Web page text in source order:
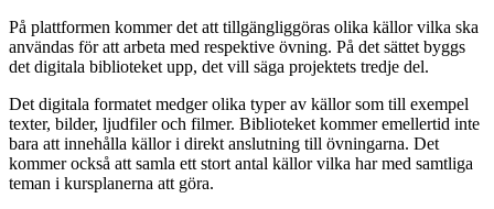
På plattformen kommer det att tillgängliggöras olika källor vilka ska
användas för att arbeta med respektive övning. På det sättet byggs
det digitala biblioteket upp, det vill säga projektets tredje del.
Det digitala formatet medger olika typer av källor som till exempel
texter, bilder, ljudfiler och filmer. Biblioteket kommer emellertid inte
bara att innehålla källor i direkt anslutning till övningarna. Det
kommer också att samla ett stort antal källor vilka har med samtliga
teman i kursplanerna att göra.